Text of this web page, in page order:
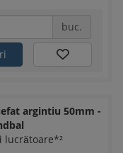
buc.
argintiu 50mm -
lucrătoare*²